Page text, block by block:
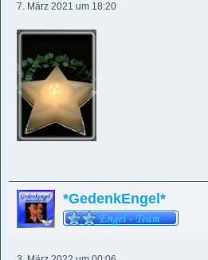
7. März 2021 um 18:20
*GedenkEngel*